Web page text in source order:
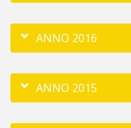
ANNO 2016
ANNO 2015